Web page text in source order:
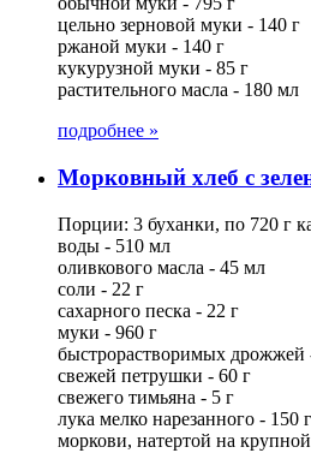
цельно зерновой муки - 140 г
ржаной муки - 140 г
кукурузной муки - 85 г
растительного масла - 180 мл
подробнее »
Морковный хлеб с
Порции: 3 буханки, по 720 г
воды - 510 мл
оливкового масла - 45 мл
соли - 22 г
сахарного песка - 22 г
муки - 960 г
быстрорастворимых дрожжей
свежей петрушки - 60 г
свежего тимьяна - 5 г
лука мелко нарезанного - 150 г
моркови, натертой на